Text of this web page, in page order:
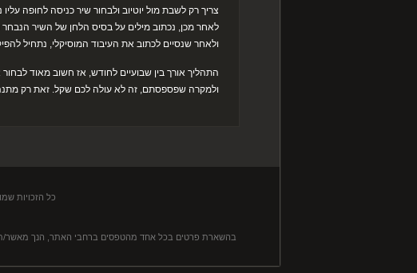
צריך רק לשבת מול יוטיוב ולבחור שיר כניסה לחופה
לאחר מכן, נכתוב מילים על בסיס הלחן של השיר הנבחר
ולאחר שנסיים לכתוב את העיבוד המוסיקלי, נתחיל
התהליך אורך בין שבועיים לחודש, אז חשוב מאוד
ולמקרה שפספסתם, זה לא עולה לכם שקל. זאת רק
כל הזכויות שמורות ©
בהשארת פרטים בכל אחד מהטפסים ברחבי האתר, הנך מאשר/ת